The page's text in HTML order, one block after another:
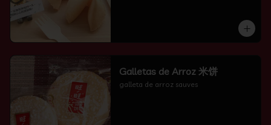
Galletas de Arroz 米饼
galleta de arroz sauves